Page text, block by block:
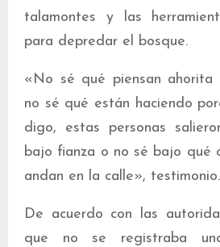
talamontes y las
para depredar el bosque.
«No sé qué piensan ahorita
no sé qué están haciendo
digo, estas personas
bajo fianza o no sé bajo qué
andan en la calle», testimonio.
De acuerdo con las
que no se registraba